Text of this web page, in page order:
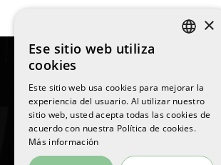
©2026 La Sansi
Todos los derechos reservados
CATALAN
×
Ese sitio web utiliza
cookies
Este sitio web usa cookies para mejorar la
experiencia del usuario. Al utilizar nuestro
sitio web, usted acepta todas las cookies de
acuerdo con nuestra Política de cookies.
Más información